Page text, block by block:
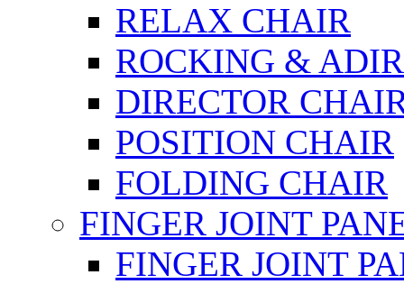
RELAX CHAIR
ROCKING &
DIRECTOR
POSITION CHAIR
FOLDING CHAIR
FINGER JOINT
FINGER JOINT